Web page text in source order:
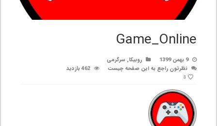
Game_Online
9 بهمن 1399 روبیکا, سرگرمی
نظرتون راجع به این صفحه چیست
462 بازدید
8